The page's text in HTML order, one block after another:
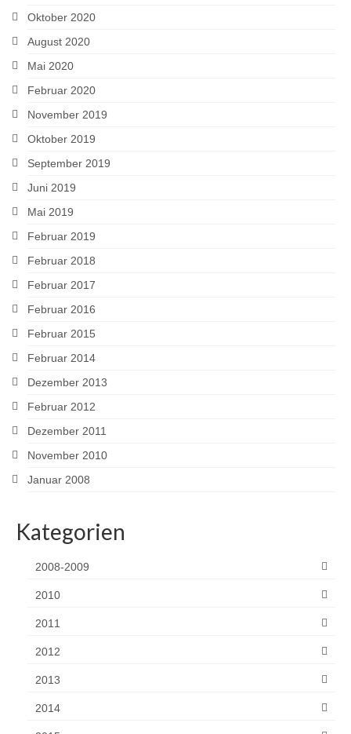
Oktober 2020
August 2020
Mai 2020
Februar 2020
November 2019
Oktober 2019
September 2019
Juni 2019
Mai 2019
Februar 2019
Februar 2018
Februar 2017
Februar 2016
Februar 2015
Februar 2014
Dezember 2013
Februar 2012
Dezember 2011
November 2010
Januar 2008
Kategorien
2008-2009
2010
2011
2012
2013
2014